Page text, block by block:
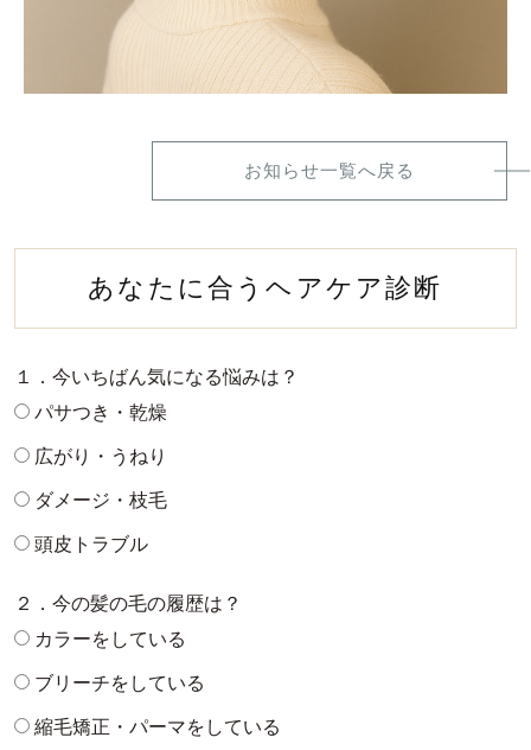
お知らせ一覧へ戻る
あなたに合うヘアケア診断
１．今いちばん気になる悩みは？
パサつき・乾燥
広がり・うねり
ダメージ・枝毛
頭皮トラブル
２．今の髪の毛の履歴は？
カラーをしている
ブリーチをしている
縮毛矯正・パーマをしている